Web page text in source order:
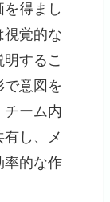
得まし
視覚的な
するこ
で意図を
チーム内
し、メ
率的な作